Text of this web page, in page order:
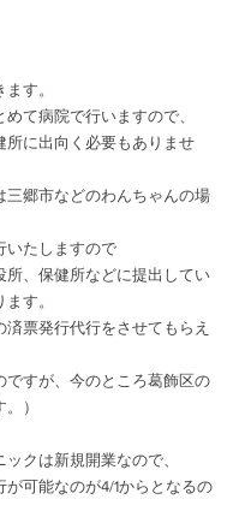
す。
て病院で行いますので、
所に出向く必要もありませ
三郷市などのわんちゃんの場
いたしますので
所、保健所などに提出してい
す。
済票発行代行をさせてもらえ
すが、今のところ葛飾区の
）
クは新規開業なので、
が可能なのが4/1からとなるの